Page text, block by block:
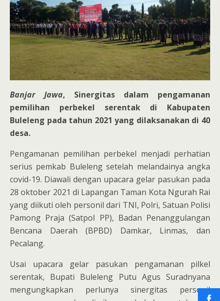
Banjar Jawa, Sinergitas dalam pengamanan
pemilihan perbekel serentak di Kabupaten
Buleleng pada tahun 2021 yang dilaksanakan di 40
desa.
Pengamanan pemilihan perbekel menjadi perhatian
serius pemkab Buleleng setelah melandainya angka
covid-19. Diawali dengan upacara gelar pasukan pada
28 oktober 2021 di Lapangan Taman Kota Ngurah Rai
yang diikuti oleh personil dari TNI, Polri, Satuan Polisi
Pamong Praja (Satpol PP), Badan Penanggulangan
Bencana Daerah (BPBD) Damkar, Linmas, dan
Pecalang.
Usai upacara gelar pasukan pengamanan pilkel
serentak, Bupati Buleleng Putu Agus Suradnyana
mengungkapkan perlunya sinergitas personil